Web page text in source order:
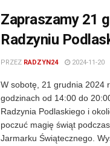
Zapraszamy 21
Radzyniu
PRZEZ RADZYN24 2024-11-20
W sobotę, 21 grudnia 2024
godzinach od 14:00 do
Radzynia Podlaskiego i
poczuć magię świąt
Jarmarku Świątecznego.